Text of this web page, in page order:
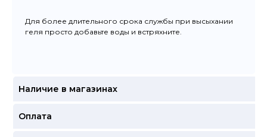
Для более длительного срока службы при высыхании
геля просто добавьте воды и встряхните.
Наличие в магазинах
Оплата